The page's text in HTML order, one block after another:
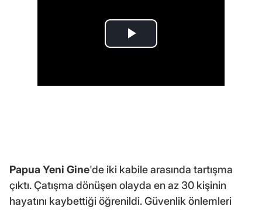
Papua Yeni Gine'de iki kabile arasında tartışma
çıktı. Çatışma dönüşen olayda en az 30 kişinin
hayatını kaybettiği öğrenildi. Güvenlik önlemleri